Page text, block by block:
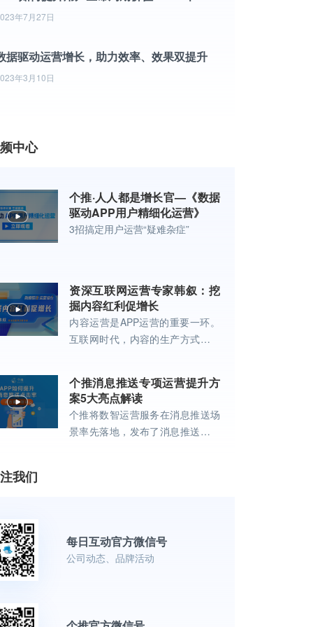
年7月27日
据驱动运营增长，助力效率、效果双提升
年3月10日
中心
个推·人人都是增长官—《数据
驱动APP用户精细化运营》
3招搞定用户运营“疑难杂症”
资深互联网运营专家韩叙：挖
掘内容红利促增长
内容运营是APP运营的重要一环。
互联网时代，内容的生产方式、分
个推消息推送专项运营提升方
案5大亮点解读
个推将数智运营服务在消息推送场
景率先落地，发布了消息推送专项
我们
每日互动官方微信号
公司动态、品牌活动